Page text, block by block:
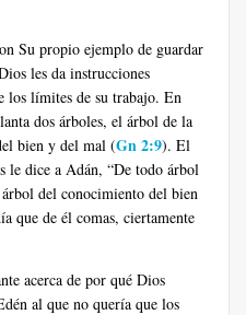
Su propio ejemplo de guardar
les da instrucciones
los límites de su trabajo. En
dos árboles, el árbol de la
bien y del mal (Gn 2:9). El
le dice a Adán, “De todo árbol
del conocimiento del bien
que de él comas, ciertamente
acerca de por qué Dios
al que no quería que los